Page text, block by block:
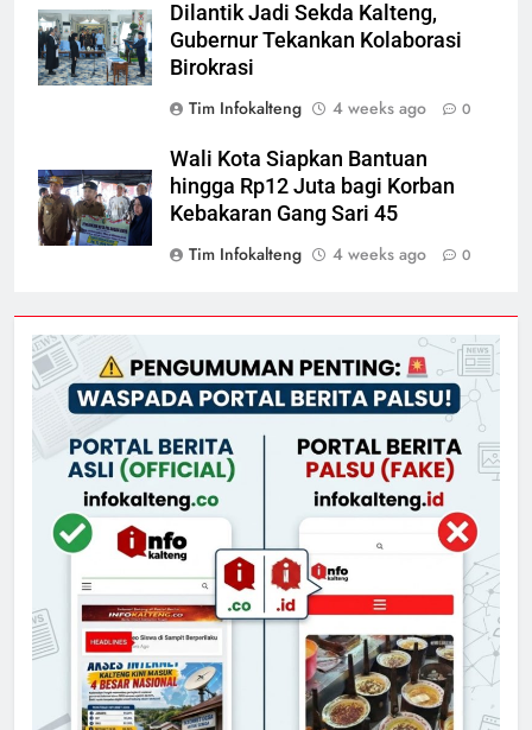
Dilantik Jadi Sekda Kalteng,
Gubernur Tekankan Kolaborasi
Birokrasi
Tim Infokalteng
4 weeks ago 0
Wali Kota Siapkan Bantuan
hingga Rp12 Juta bagi Korban
Kebakaran Gang Sari 45
Tim Infokalteng
4 weeks ago 0